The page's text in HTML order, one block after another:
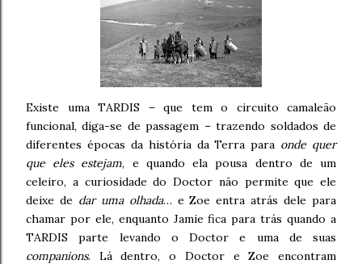
Existe uma TARDIS – que tem o circuito camaleão
funcional, diga-se de passagem – trazendo soldados de
diferentes épocas da história da Terra para onde quer
que eles estejam, e quando ela pousa dentro de um
celeiro, a curiosidade do Doctor não permite que ele
deixe de dar uma olhada… e Zoe entra atrás dele para
chamar por ele, enquanto Jamie fica para trás quando a
TARDIS parte levando o Doctor e uma de suas
companions. Lá dentro, o Doctor e Zoe encontram